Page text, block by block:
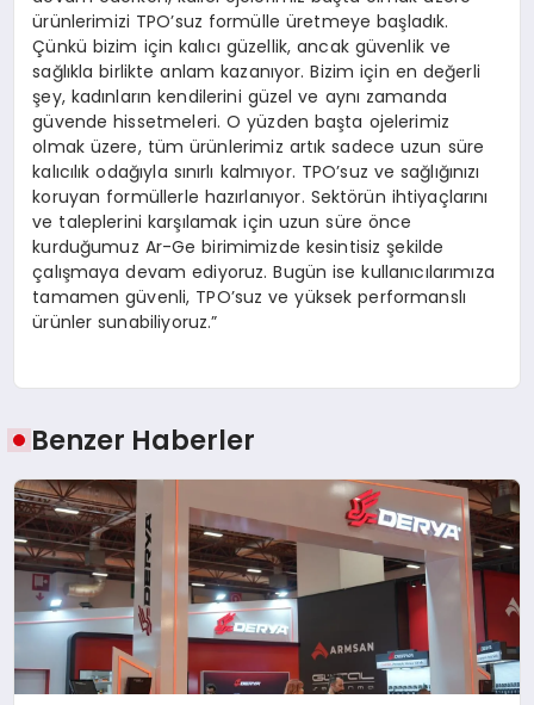
ürünlerimizi TPO’suz formülle üretmeye başladık.
Çünkü bizim için kalıcı güzellik, ancak güvenlik ve
sağlıkla birlikte anlam kazanıyor. Bizim için en değerli
şey, kadınların kendilerini güzel ve aynı zamanda
güvende hissetmeleri. O yüzden başta ojelerimiz
olmak üzere, tüm ürünlerimiz artık sadece uzun süre
kalıcılık odağıyla sınırlı kalmıyor. TPO’suz ve sağlığınızı
koruyan formüllerle hazırlanıyor. Sektörün ihtiyaçlarını
ve taleplerini karşılamak için uzun süre önce
kurduğumuz Ar-Ge birimimizde kesintisiz şekilde
çalışmaya devam ediyoruz. Bugün ise kullanıcılarımıza
tamamen güvenli, TPO’suz ve yüksek performanslı
ürünler sunabiliyoruz.”
Benzer Haberler